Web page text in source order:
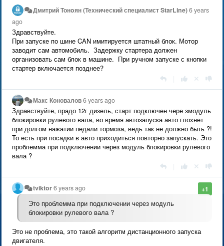
Дмитрий Тонoян (Технический специалист StarLine)6 years
ago
Здравствуйте.
При запуске по шине CAN имитируется штатный блок. Мотор
заводит сам автомобиль. Задержку стартера должен
организовать сам блок в машине. При ручном запуске с кнопки
стартер включается позднее?
Макс Коновалов6 years ago
Здравствуйте, прадо 12г дизель, старт подключен чере змодуль
блокировки рулевого вала, во время автозапуска авто глохнет
при долгом нажатии педали тормоза, ведь так не должно быть ?!
То есть при посадки в авто приходиться повторно запускать. Это
проблемма при подключении через модуль блокировки рулевого
вала ?
+1
tviktor6 years ago
Это проблемма при подключении через модуль
блокировки рулевого вала ?
Это не проблема, это такой алгоритм дистанционного запуска
двигателя.